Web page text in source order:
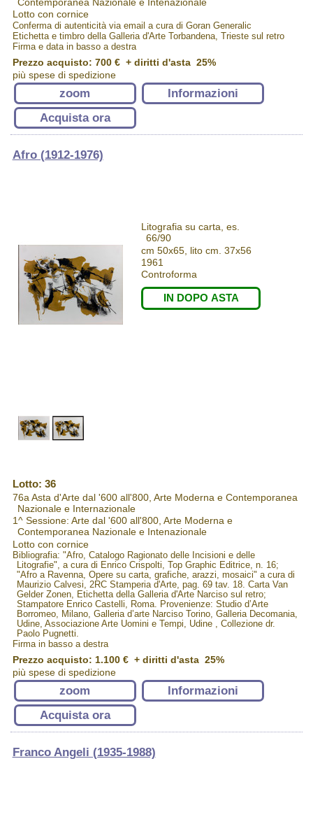
Lotto con cornice
Conferma di autenticità via email a cura di Goran Generalic
Etichetta e timbro della Galleria d'Arte Torbandena, Trieste sul retro
Firma e data in basso a destra
Prezzo acquisto: 700 €+ diritti d'asta 25%
più spese di spedizione
zoom
Informazioni
Acquista ora
Afro (1912-1976)
Litografia su carta, es.
66/90
cm 50x65, lito cm. 37x56
1961
Controforma
IN DOPO ASTA
Lotto: 36
76a Asta d'Arte dal '600 all'800, Arte Moderna e Contemporanea
Nazionale e Internazionale
1^ Sessione: Arte dal '600 all'800, Arte Moderna e
Contemporanea Nazionale e Intenazionale
Lotto con cornice
Bibliografia: "Afro, Catalogo Ragionato delle Incisioni e delle
Litografie", a cura di Enrico Crispolti, Top Graphic Editrice, n. 16;
"Afro a Ravenna, Opere su carta, grafiche, arazzi, mosaici" a cura di
Maurizio Calvesi, 2RC Stamperia d'Arte, pag. 69 tav. 18. Carta Van
Gelder Zonen, Etichetta della Galleria d'Arte Narciso sul retro;
Stampatore Enrico Castelli, Roma. Provenienze: Studio d’Arte
Borromeo, Milano, Galleria d’arte Narciso Torino, Galleria Decomania,
Udine, Associazione Arte Uomini e Tempi, Udine , Collezione dr.
Paolo Pugnetti.
Firma in basso a destra
Prezzo acquisto: 1.100 €+ diritti d'asta 25%
più spese di spedizione
zoom
Informazioni
Acquista ora
Franco Angeli (1935-1988)